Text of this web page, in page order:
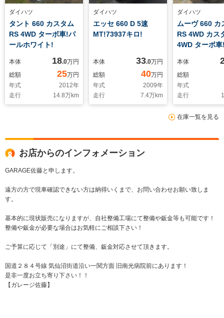
ダイハツ
タント 660 カスタム
RS 4WD ターボ車!パ
ールホワイト!
本体 18.0万円
総額
25万円
年式
2012年
走行
14.8万km
ダイハツ
エッセ 660 D 5速
MT!73937キロ!
本体 33.0万円
総額
40万円
年式
2009年
走行
7.4万km
ダイハツ
ムーヴ 660 カ
RS 4WD カス
4WD ターボ
本体
総額
年式
走行
在庫一覧を見る
お店からのインフォメーション
GARAGE佐藤と申します。
遠方の方で現車確認できない方は納得いくまで、お問い合わせお願い致しま
す。
基本的に現状販売になりますが、自社整備工場にて整備や鈑金等も可能です！
整備や鈑金が必要な場合はお気軽にご相談下さい！
ご予算に応じて「別途」にて整備、鈑金対応させて頂きます。
国道２８４号線 気仙沼街道沿い一関方面 旧南光病院前にあります！
是非一度お立ち寄り下さい！！
【ガレージ佐藤】